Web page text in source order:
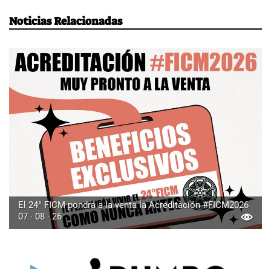
Noticias Relacionadas
El 24° FICM pondrá a la venta la Acreditación #FICM2026
07 · 08 · 26